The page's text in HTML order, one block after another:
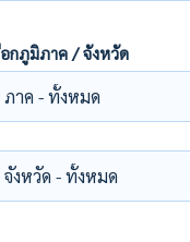
อกภูมิภาค / จังหวัด